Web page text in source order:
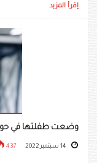
إقرأ المزيد
وضعت طفلتها في
437